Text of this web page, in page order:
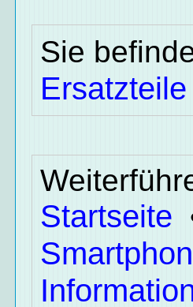
Sie
Ersatzteile
Startseite